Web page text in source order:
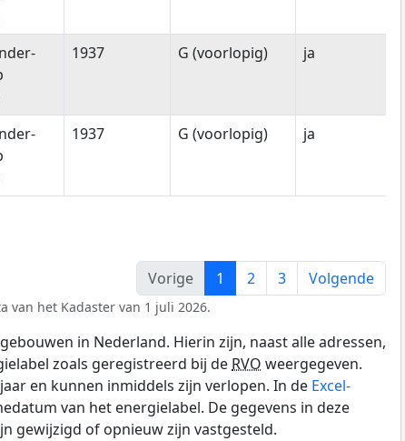
1937 G (voorlopig) ja
1937 G (voorlopig) ja
Vorige
1 2 3 Volgende
van het Kadaster van 1 juli 2026.
in Nederland. Hierin zijn, naast alle adressen,
zoals geregistreerd bij de RVO weergegeven.
en kunnen inmiddels zijn verlopen. In de Excel-
van het energielabel. De gegevens in deze
gewijzigd of opnieuw zijn vastgesteld.